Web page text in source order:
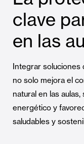
clave
en las
Integrar soluciones
no solo mejora el
natural en las
energético y
saludables y